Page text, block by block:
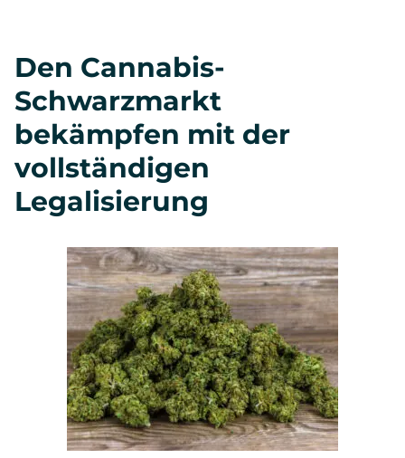
Den Cannabis-
Schwarzmarkt
bekämpfen mit der
vollständigen
Legalisierung